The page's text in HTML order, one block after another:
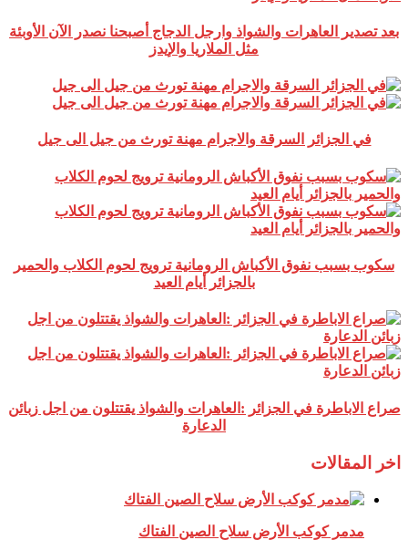
بعد تصدير العاهرات والشواذ وارجل الدجاج أصبحنا نصدر الآن الأوبئة
مثل الملاريا والإيدز
في الجزائر السرقة والاجرام مهنة تورث من جيل الى جيل
سكوب بسبب نفوق الأكباش الرومانية ترويج لحوم الكلاب والحمير
بالجزائر أيام العيد
صراع الاباطرة في الجزائر :العاهرات والشواذ يقتتلون من اجل زبائن
الدعارة
اخر المقالات
مدمر كوكب الأرض سلاح الصين الفتاك